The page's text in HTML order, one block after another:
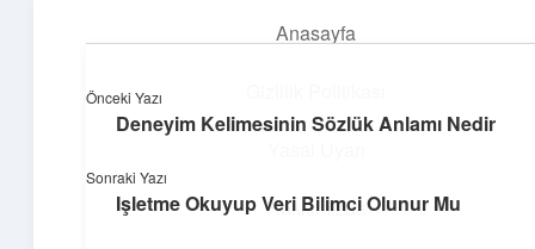
Anasayfa
Hakkımızda
Topluluk ve İlham
Önceki Yazı
Deneyim Kelimesinin Sözlük Anlamı Nedir
Sonraki Yazı
Işletme Okuyup Veri Bilimci Olunur Mu